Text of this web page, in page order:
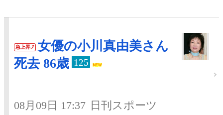
急上昇
女優の小川真由美さん
死去 86歳 125
08月09日 17:37 日刊スポーツ